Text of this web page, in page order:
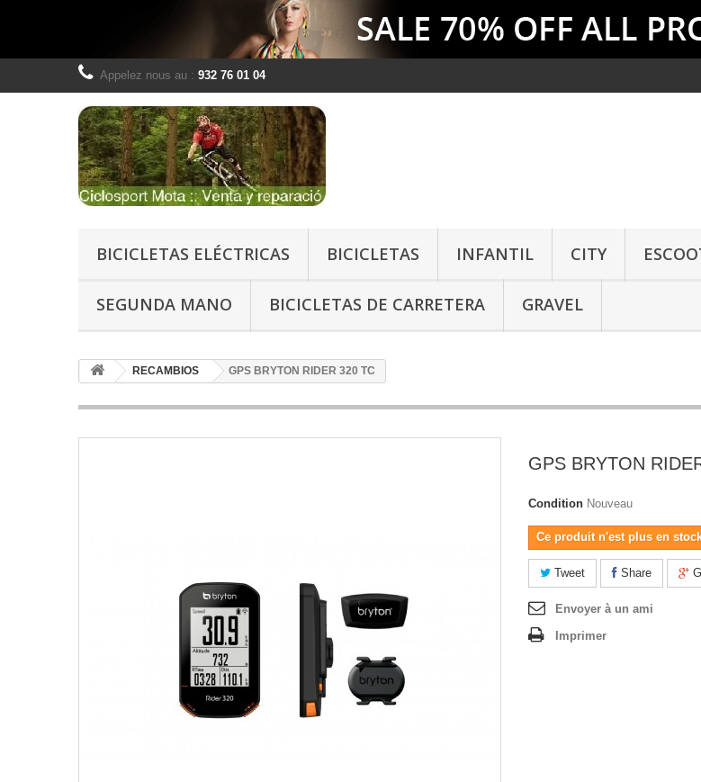
Appelez nous au : 932 76 01 04
BICICLETAS ELÉCTRICAS BICICLETAS INFANTIL CITY
SEGUNDA MANO BICICLETAS DE CARRETERA GRAVEL
RECAMBIOS GPS BRYTON RIDER 320 TC
GPS BRYTON
Condition Nouveau
Ce produit n'est plus en
Tweet Share
Envoyer à un ami
Imprimer